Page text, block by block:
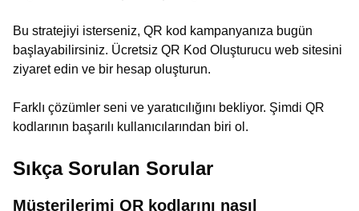
Bu stratejiyi isterseniz, QR kod kampanyanıza bugün
başlayabilirsiniz. Ücretsiz QR Kod Oluşturucu web sitesini
ziyaret edin ve bir hesap oluşturun.
Farklı çözümler seni ve yaratıcılığını bekliyor. Şimdi QR
kodlarının başarılı kullanıcılarından biri ol.
Sıkça Sorulan Sorular
Müşterilerimi QR kodlarını nasıl